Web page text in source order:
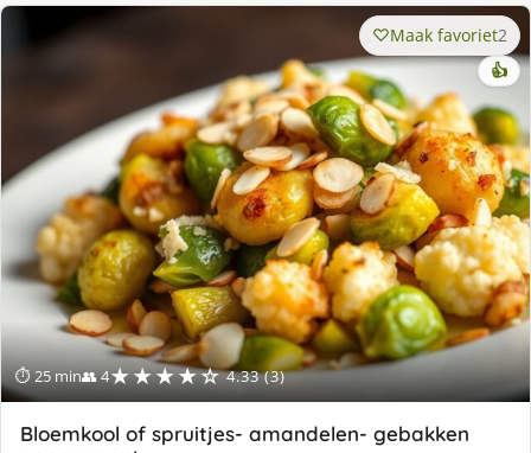
⏱ 25 min👥 4★★★★☆ 4.33 (3)
Maak favoriet2
👍
Bloemkool of spruitjes- amandelen- gebakken